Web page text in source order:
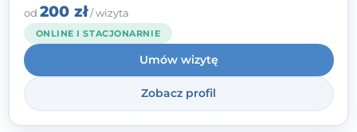
rozwiązania trudnych sytuacji) poprzez
identyfikowanie i wzmacnianie zasobów
oraz mocnych stron klienta. W swojej
pracy korzystam także z metod dialogu
motywacyjnego i treningu uważności.
od 200 zł/ wizyta
ONLINE I STACJONARNIE
Umów wizytę
Zobacz profil